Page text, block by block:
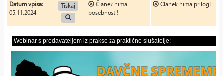
Datum vpisa:
05.11.2024
Tiskaj
Članek nima
posebnosti!
Članek nima prilog!